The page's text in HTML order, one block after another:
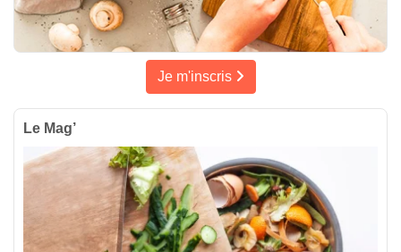
Je m'inscris
Le Mag’